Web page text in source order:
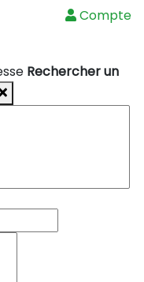
Compte
Rechercher un